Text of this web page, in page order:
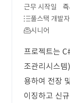
근무 시작일
풀스택 개발자
시니어
프로젝트는
조관리시스
용하여 전장
이징하고 신